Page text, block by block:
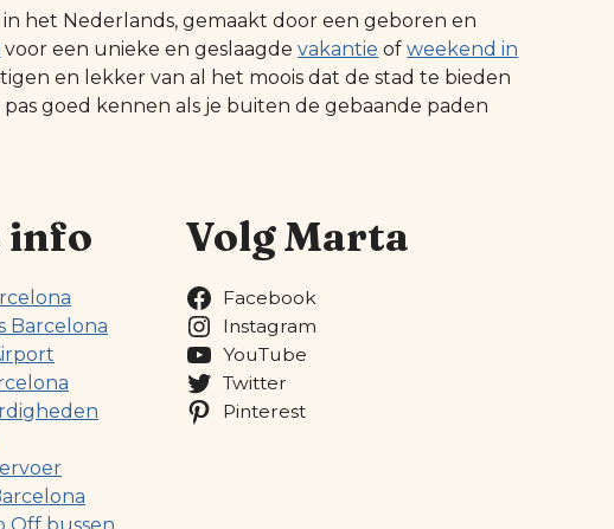
het Nederlands, gemaakt door een geboren en
voor een unieke en geslaagdevakantie ofweekend in
en lekker van al het moois dat de stad te bieden
pas goed kennen als je buiten de gebaande paden
info
Barcelona
Volg Marta
Facebook
Instagram
YouTube
Twitter
Pinterest